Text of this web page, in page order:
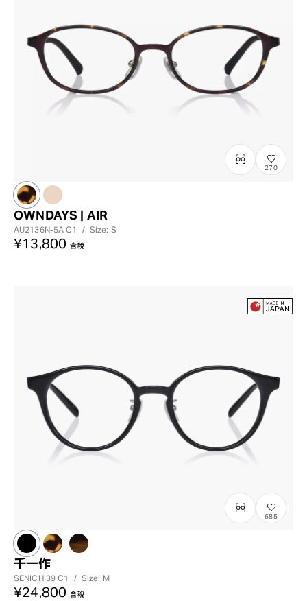
270
OWNDAYS | AIR
AU2136N-5AC1 / Size: S
¥13,800 含稅
685
千一作
SENICHI39C1 / Size: M
¥24,800 含稅